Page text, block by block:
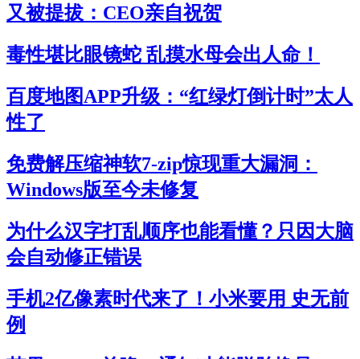
又被提拔：CEO亲自祝贺
毒性堪比眼镜蛇 乱摸水母会出人命！
百度地图APP升级：“红绿灯倒计时”太人
性了
免费解压缩神软7-zip惊现重大漏洞：
Windows版至今未修复
为什么汉字打乱顺序也能看懂？只因大脑
会自动修正错误
手机2亿像素时代来了！小米要用 史无前
例